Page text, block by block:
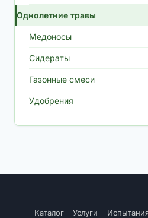
Однолетние травы
Медоносы
Сидераты
Газонные смеси
Удобрения
Каталог Услуги